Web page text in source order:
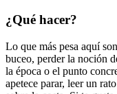
¿Qué hacer?
Lo que más pesa aquí
buceo, perder la noción
la época o el punto
apetece parar, leer un